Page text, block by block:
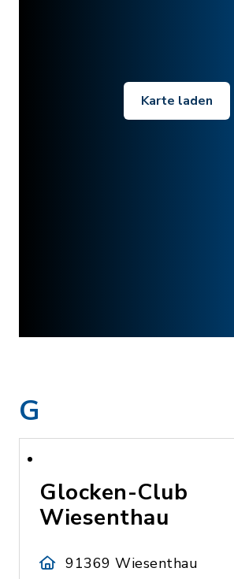
Karte laden
G
Glocken-Club
Wiesenthau
91369 Wiesenthau